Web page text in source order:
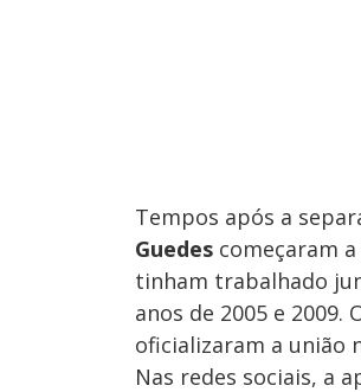
Tempos após a
Guedes começaram
tinham trabalhado
anos de 2005 e
oficializaram a união
Nas redes sociais, a